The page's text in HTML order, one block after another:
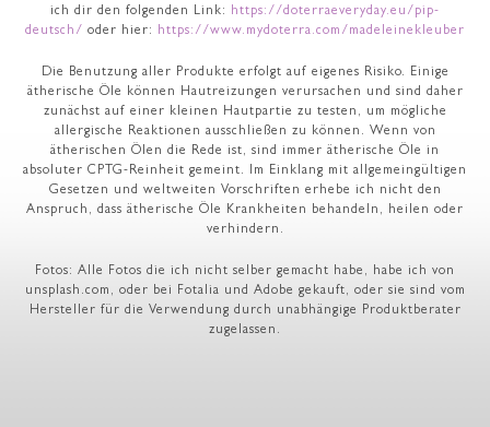
ich dir den folgenden Link: https://doterraeveryday.eu/pip-
deutsch/ oder hier: https://www.mydoterra.com/madeleinekleuber
Die Benutzung aller Produkte erfolgt auf eigenes Risiko. Einige
ätherische Öle können Hautreizungen verursachen und sind daher
zunächst auf einer kleinen Hautpartie zu testen, um mögliche
allergische Reaktionen ausschließen zu können. Wenn von
ätherischen Ölen die Rede ist, sind immer ätherische Öle in
absoluter CPTG-Reinheit gemeint. Im Einklang mit allgemeingültigen
Gesetzen und weltweiten Vorschriften erhebe ich nicht den
Anspruch, dass ätherische Öle Krankheiten behandeln, heilen oder
verhindern.
Fotos: Alle Fotos die ich nicht selber gemacht habe, habe ich von
unsplash.com, oder bei Fotalia und Adobe gekauft, oder sie sind vom
Hersteller für die Verwendung durch unabhängige Produktberater
zugelassen.